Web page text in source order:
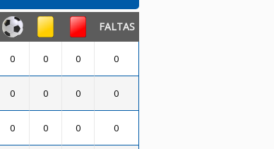
FALTAS
0 0 0 0
0 0 0 0
0 0 0 0